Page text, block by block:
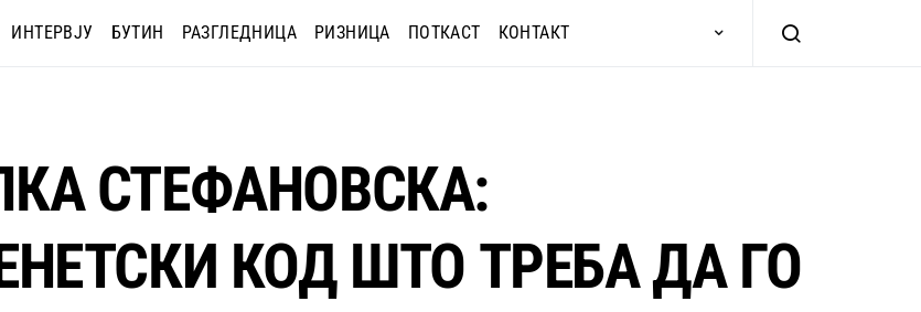
ИНТЕРВЈУ БУТИН РАЗГЛЕДНИЦА РИЗНИЦА ПОТКАСТ КОНТАКТ
СТЕФАНОВСКА:
КОД ШТО ТРЕБА ДА ГО